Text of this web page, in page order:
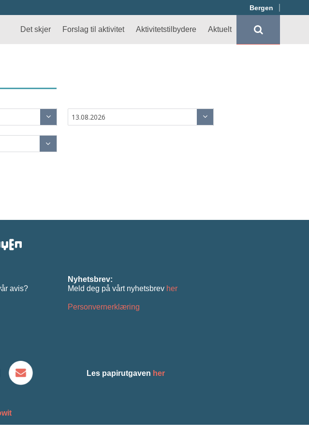
Bergen
Det skjer Forslag til aktivitet Aktivitetstilbydere Aktuelt
avis?
Nyhetsbrev:
Meld deg på vårt nyhetsbrev her
Personvernerklæring
Les papirutgaven her